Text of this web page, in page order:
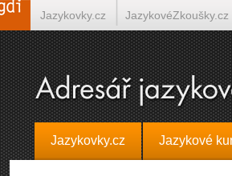
Jazykovky.cz Jazykové
Jazykovky.cz JazykovéZkoušky.cz
Španělština on-line Italština on-